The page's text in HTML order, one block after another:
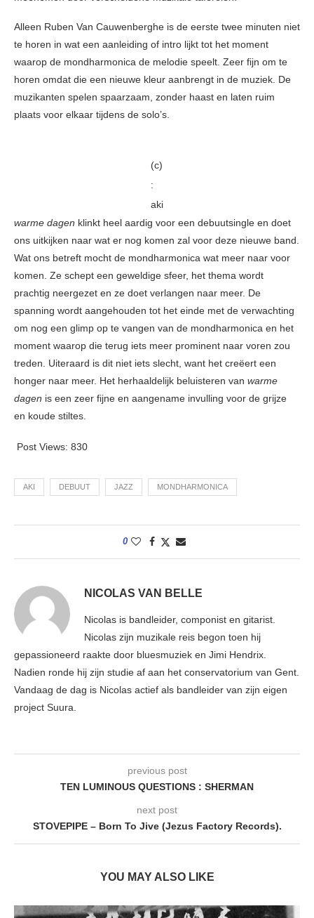
Alleen Ruben Van Cauwenberghe is de eerste twee minuten niet
te horen in wat een aanleiding of intro lijkt tot het moment
waarop de mondharmonica de melodie speelt. Zeer fijn om te
horen omdat die een nieuwe kleur aanbrengt in de muziek. De
muzikanten spelen spaarzaam, zonder haast en laten ruim
plaats voor elkaar tijdens de solo’s.
(c)
:
aki
warme dagen klinkt heel aardig voor een debuutsingle en doet
ons uitkijken naar wat er nog komen zal voor deze nieuwe band.
Wat ons betreft mocht de mondharmonica wat meer naar voor
komen. Ze schept een geweldige sfeer, het thema wordt
prachtig neergezet en ze doet verlangen naar meer. De
spanning wordt aangehouden tot het einde met de verwachting
om nog een glimp op te vangen van de mondharmonica en het
moment waarop die terug iets meer prominent naar voren zou
treden. Uiteraard is dit niet iets slecht, want het creëert een
honger naar meer. Het herhaaldelijk beluisteren van warme
dagen is een zeer fijne en aangename invulling voor de grijze
en koude stiltes.
Post Views: 830
AKI DEBUUT JAZZ MONDHARMONICA
0
NICOLAS VAN BELLE
Nicolas is bandleider, componist en gitarist.
Nicolas zijn muzikale reis begon toen hij
gepassioneerd raakte door bluesmuziek en Jimi Hendrix.
Nadien ronde hij zijn studie af aan het conservatorium van Gent.
Vandaag de dag is Nicolas actief als bandleider van zijn eigen
project Suura.
previous post
TEN LUMINOUS QUESTIONS : SHERMAN
next post
STOVEPIPE – Born To Jive (Jezus Factory Records).
YOU MAY ALSO LIKE